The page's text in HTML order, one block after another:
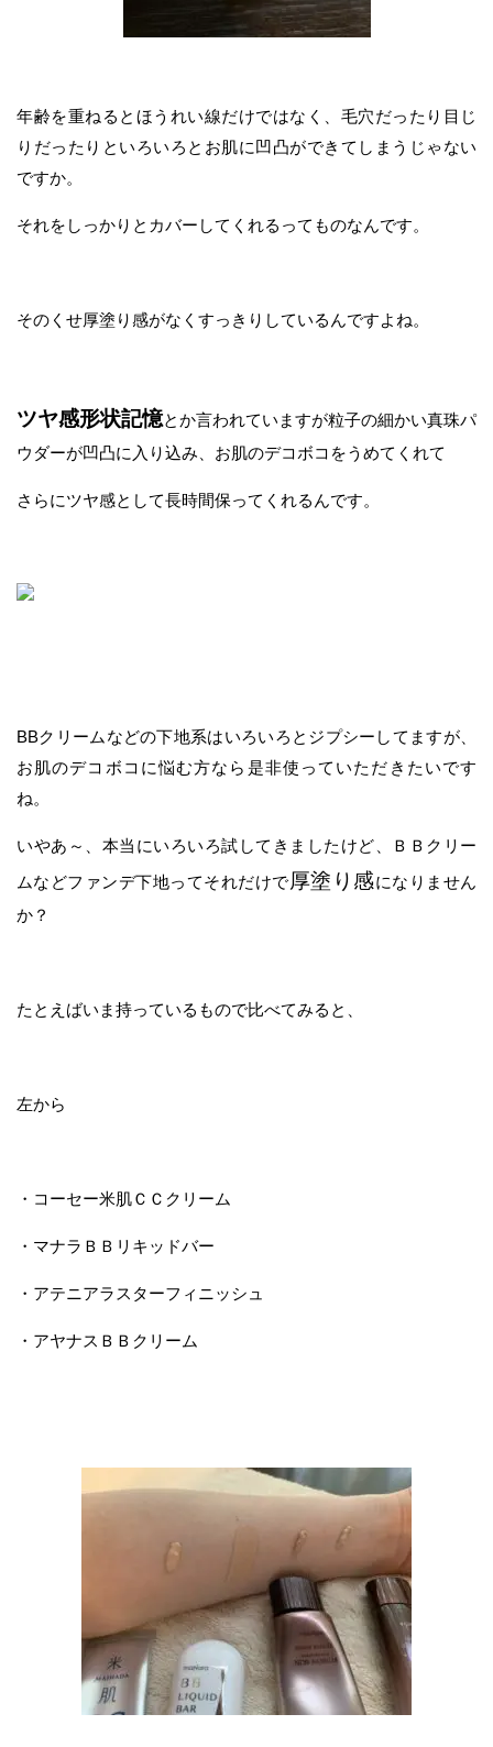
年齢を重ねるとほうれい線だけではなく、毛穴だったり目じ
りだったりといろいろとお肌に凹凸ができてしまうじゃない
ですか。
それをしっかりとカバーしてくれるってものなんです。
そのくせ厚塗り感がなくすっきりしているんですよね。
ツヤ感形状記憶とか言われていますが粒子の細かい真珠パ
ウダーが凹凸に入り込み、お肌のデコボコをうめてくれて
さらにツヤ感として長時間保ってくれるんです。
BBクリームなどの下地系はいろいろとジプシーしてますが、
お肌のデコボコに悩む方なら是非使っていただきたいです
ね。
いやあ～、本当にいろいろ試してきましたけど、ＢＢクリー
ムなどファンデ下地ってそれだけで厚塗り感になりません
か？
たとえばいま持っているもので比べてみると、
左から
・コーセー米肌ＣＣクリーム
・マナラＢＢリキッドバー
・アテニアラスターフィニッシュ
・アヤナスＢＢクリーム